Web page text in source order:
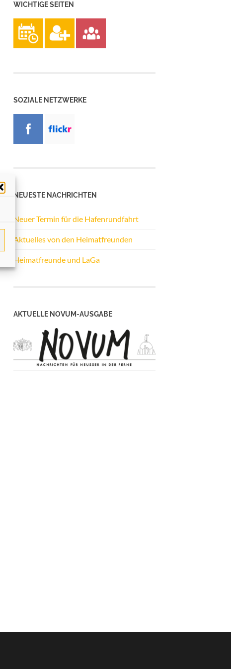
WICHTIGE SEITEN
SOZIALE NETZWERKE
NEUESTE NACHRICHTEN
Neuer Termin für die Hafenrundfahrt
Aktuelles von den Heimatfreunden
Heimatfreunde und LaGa
AKTUELLE NOVUM-AUSGABE